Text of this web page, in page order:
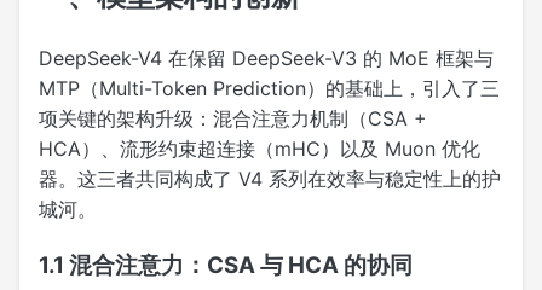
DeepSeek-V4 在保留 DeepSeek-V3 的 MoE 框架与
MTP（Multi-Token Prediction）的基础上，引入了三
项关键的架构升级：混合注意力机制（CSA +
HCA）、流形约束超连接（mHC）以及 Muon 优化
器。这三者共同构成了 V4 系列在效率与稳定性上的护
城河。
1.1 混合注意力：CSA 与 HCA 的协同